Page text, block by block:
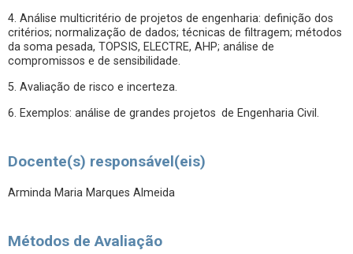
4. Análise multicritério de projetos de engenharia: definição dos
critérios; normalização de dados; técnicas de filtragem; métodos
da soma pesada, TOPSIS, ELECTRE, AHP; análise de
compromissos e de sensibilidade.
5. Avaliação de risco e incerteza.
6. Exemplos: análise de grandes projetos de Engenharia Civil.
Docente(s) responsável(eis)
Arminda Maria Marques Almeida
Métodos de Avaliação